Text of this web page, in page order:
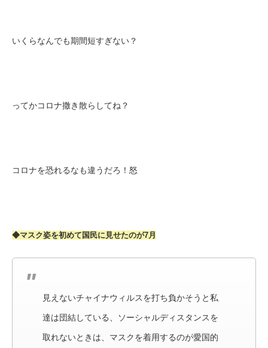
いくらなんでも期間短すぎない？
ってかコロナ撒き散らしてね？
コロナを恐れるなも違うだろ！怒
◆マスク姿を初めて国民に見せたのが7月
見えないチャイナウィルスを打ち負かそうと私
達は団結している、ソーシャルディスタンスを
取れないときは、マスクを着用するのが愛国的